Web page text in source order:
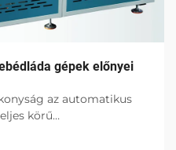
gépek előnyei
az automatikus
körű